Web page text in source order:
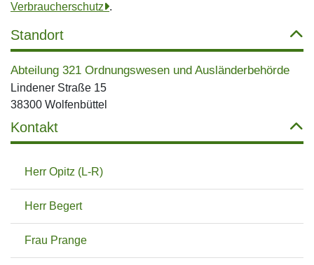
Verbraucherschutz .
Standort
Abteilung 321 Ordnungswesen und Ausländerbehörde
Lindener Straße 15
38300 Wolfenbüttel
Kontakt
Herr Opitz (L-R)
Herr Begert
Frau Prange